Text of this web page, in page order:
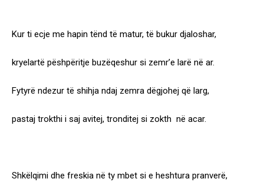
Kur ti ecje me hapin tënd të matur, të bukur djaloshar,
kryelartë pëshpëritje buzëqeshur si zemr’e larë në ar.
Fytyrë ndezur të shihja ndaj zemra dëgjohej që larg,
pastaj trokthi i saj avitej, tronditej si zokth në acar.
Shkëlqimi dhe freskia në ty mbet si e heshtura pranverë,